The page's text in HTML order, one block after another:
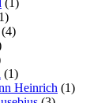
(4)
(1)
Heinrich (1)